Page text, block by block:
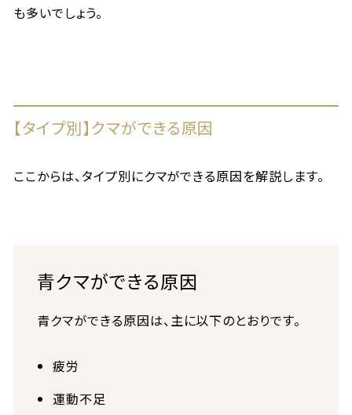
も多いでしょう。
【タイプ別】クマができる原因
ここからは、タイプ別にクマができる原因を解説します。
青クマができる原因
青クマができる原因は、主に以下のとおりです。
疲労
運動不足